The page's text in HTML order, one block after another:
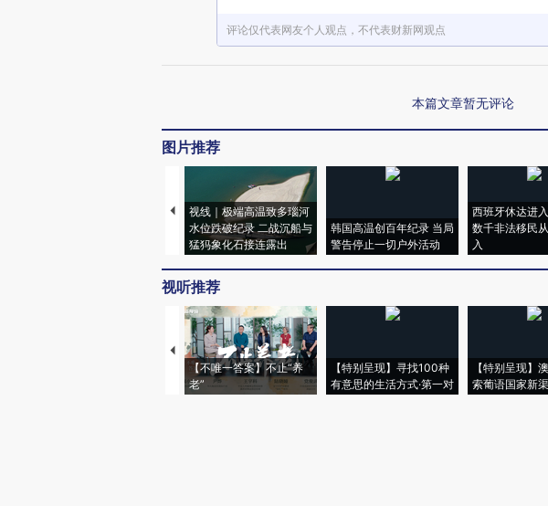
评论仅代表网友个人观点，不代表财新网观点
本篇文章暂无评论
图片推荐
视线｜极端高温致多瑙河
水位跌破纪录 二战沉船与
猛犸象化石接连露出
韩国高温创百年纪录 当局
警告停止一切户外活动
西班牙休达进
数千非法移民
入
视听推荐
【不唯一答案】不止“养
老”
【特别呈现】寻找100种
有意思的生活方式·第一对
【特别呈现】
索葡语国家新